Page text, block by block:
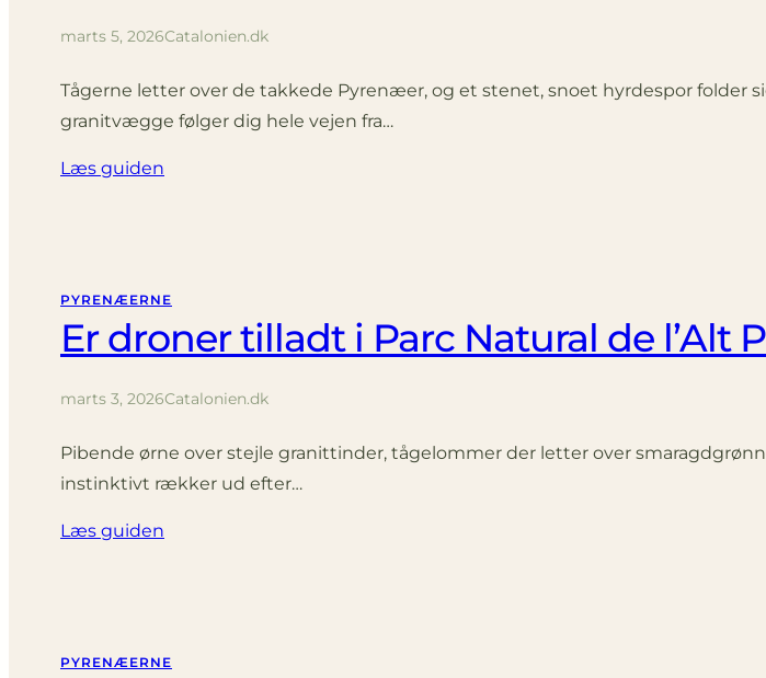
marts 5, 2026Catalonien.dk
Tågerne letter over de takkede Pyrenæer, og et stenet, snoet hyrdespor folder
granitvægge følger dig hele vejen fra…
Læs guiden
PYRENÆERNE
Er droner tilladt i Parc Natural de l’Alt
marts 3, 2026Catalonien.dk
Pibende ørne over stejle granittinder, tågelommer der letter over
instinktivt rækker ud efter…
Læs guiden
PYRENÆERNE